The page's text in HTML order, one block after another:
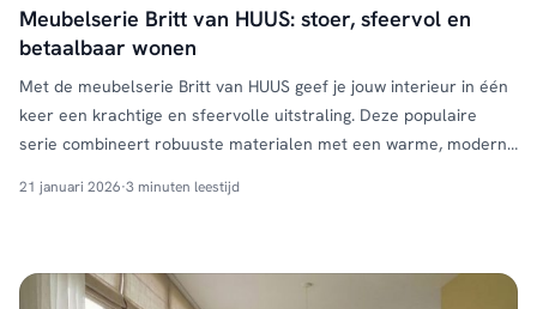
Meubelserie Britt van HUUS: stoer, sfeervol en
betaalbaar wonen
Met de meubelserie Britt van HUUS geef je jouw interieur in één
keer een krachtige en sfeervolle uitstraling. Deze populaire
serie combineert robuuste materialen met een warme, moderne
met karakter. De combinatie van donker mangohout en zwart
21 januari 2026·3 minuten leestijd